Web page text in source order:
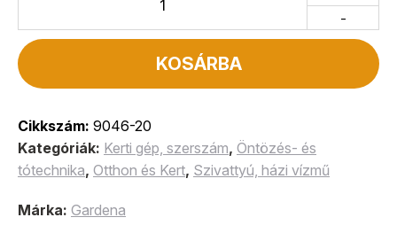
-
KOSÁRBA
Cikkszám: 9046-20
Kategóriák: Kerti gép, szerszám, Öntözés- és
tótechnika, Otthon és Kert, Szivattyú, házi vízmű
Márka: Gardena